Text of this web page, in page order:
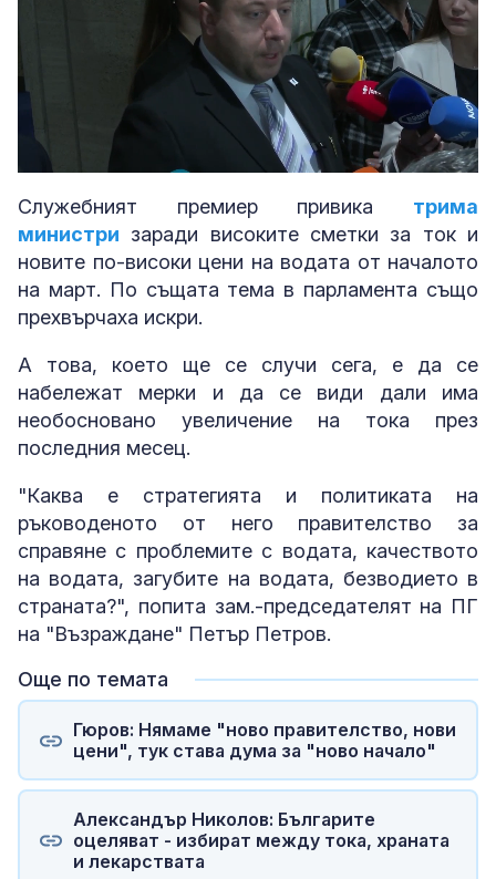
27.49%
Служебният премиер привика трима
министри заради високите сметки за ток и
новите по-високи цени на водата от началото
на март. По същата тема в парламента също
прехвърчаха искри.
А това, което ще се случи сега, е да се
набележат мерки и да се види дали има
необосновано увеличение на тока през
последния месец.
"Каква е стратегията и политиката на
ръководеното от него правителство за
справяне с проблемите с водата, качеството
на водата, загубите на водата, безводието в
страната?", попита зам.-председателят на ПГ
на "Възраждане" Петър Петров.
Още по темата
Гюров: Нямаме "ново правителство, нови
цени", тук става дума за "ново начало"
Александър Николов: Българите
оцеляват - избират между тока, храната
и лекарствата